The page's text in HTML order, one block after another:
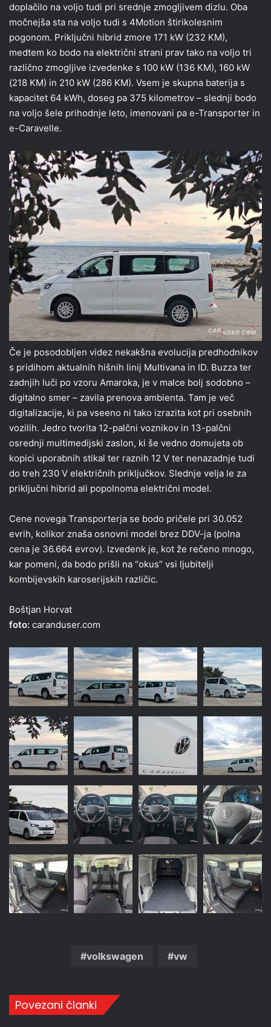
doplačilo na voljo tudi pri srednje zmogljivem dizlu. Oba
močnejša sta na voljo tudi s 4Motion štirikolesnim
pogonom. Priključni hibrid zmore 171 kW (232 KM),
medtem ko bodo na električni strani prav tako na voljo tri
različno zmogljive izvedenke s 100 kW (136 KM), 160 kW
(218 KM) in 210 kW (286 KM). Vsem je skupna baterija s
kapacitet 64 kWh, doseg pa 375 kilometrov – slednji bodo
na voljo šele prihodnje leto, imenovani pa e-Transporter in
e-Caravelle.
Če je posodobljen videz nekakšna evolucija predhodnikov
s pridihom aktualnih hišnih linij Multivana in ID. Buzza ter
zadnjih luči po vzoru Amaroka, je v malce bolj sodobno –
digitalno smer – zavila prenova ambienta. Tam je več
digitalizacije, ki pa vseeno ni tako izrazita kot pri osebnih
vozilih. Jedro tvorita 12-palčni voznikov in 13-palčni
osrednji multimedijski zaslon, ki še vedno domujeta ob
kopici uporabnih stikal ter raznih 12 V ter nenazadnje tudi
do treh 230 V električnih priključkov. Slednje velja le za
priključni hibrid ali popolnoma električni model.
Cene novega Transporterja se bodo pričele pri 30.052
evrih, kolikor znaša osnovni model brez DDV-ja (polna
cena je 36.664 evrov). Izvedenk je, kot že rečeno mnogo,
kar pomeni, da bodo prišli na “okus” vsi ljubitelji
kombijevskih karoserijskih različic.
Boštjan Horvat
foto: caranduser.com
volkswagen vw
Povezani članki